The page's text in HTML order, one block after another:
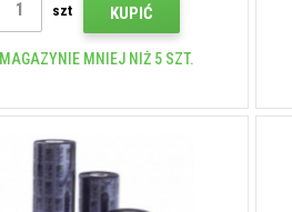
szt KUPIĆ
MNIEJ NIŻ 5 SZT.